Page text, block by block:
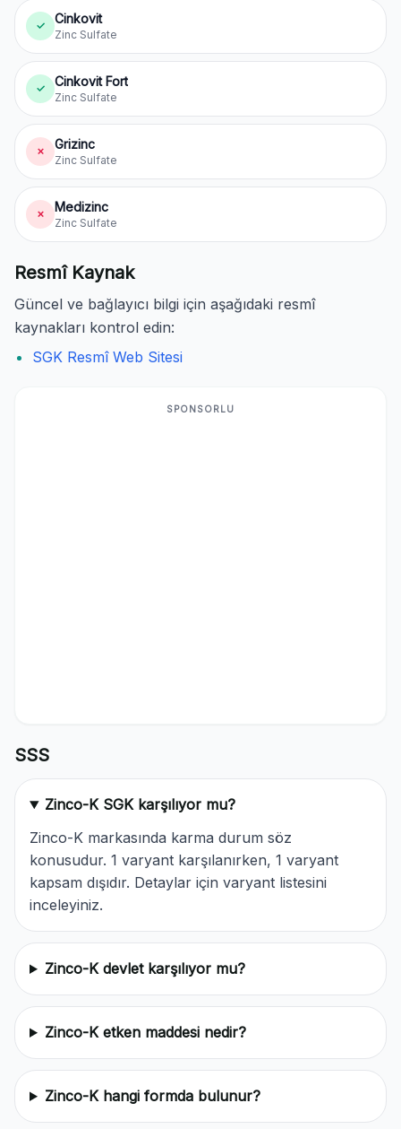
✓ Cinkovit
Zinc Sulfate
✓ Cinkovit Fort
Zinc Sulfate
✗ Grizinc
Zinc Sulfate
✗ Medizinc
Zinc Sulfate
Resmî Kaynak
Güncel ve bağlayıcı bilgi için aşağıdaki resmî
kaynakları kontrol edin:
SGK Resmî Web Sitesi
SPONSORLU
SSS
Zinco-K SGK karşılıyor mu?
Zinco-K markasında karma durum söz
konusudur. 1 varyant karşılanırken, 1 varyant
kapsam dışıdır. Detaylar için varyant listesini
inceleyiniz.
Zinco-K devlet karşılıyor mu?
Zinco-K etken maddesi nedir?
Zinco-K hangi formda bulunur?